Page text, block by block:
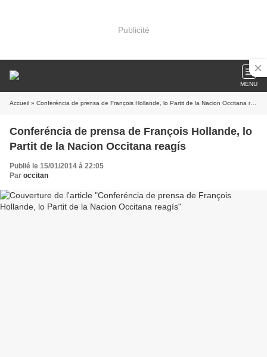
Publicité
MENU
Accueil » Conferéncia de prensa de François Hollande, lo Partit de la Nacion Occitana reagís
Conferéncia de prensa de François Hollande, lo
Partit de la Nacion Occitana reagís
Publié le 15/01/2014 à 22:05
Par occitan